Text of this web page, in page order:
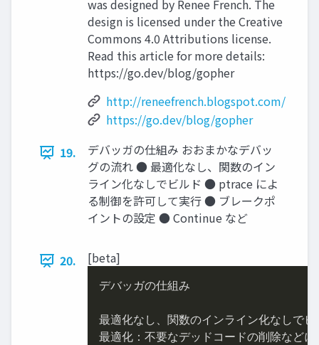
was designed by Renee French. The
design is licensed under the Creative
Commons 4.0 Attributions license.
Read this article for more details:
https://go.dev/blog/gopher
http://reneefrench.blogspot.com/
https://go.dev/blog/gopher
19.
デバッガの仕組み おおまかなデバッ
グの流れ ● 最適化なし、関数のイン
ライン化なしでビルド ● ptrace によ
る制御を許可して実行 ● ブレークポ
イントの設定 ● Continue など
20. [beta]
デバッガの仕組み
最適化なし、関数のインライン化なしでビ
最適化：不要なデッドコードの削除など